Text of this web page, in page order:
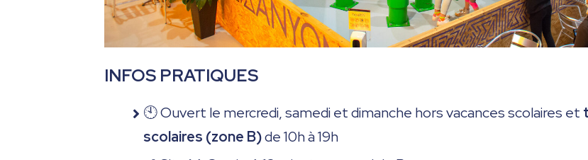
INFOS PRATIQUES
🕙 Ouvert le mercredi, samedi et dimanche hors vacances scolaires et
scolaires (zone B)de 10h à 19h